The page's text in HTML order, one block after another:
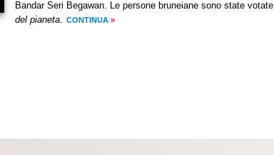
Bandar Seri Begawan. Le persone bruneiane sono state
del pianeta. CONTINUA »